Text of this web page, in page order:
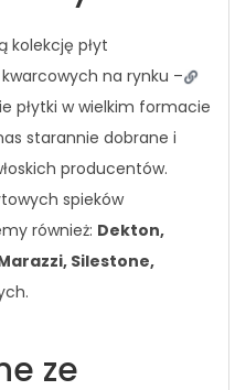
kolekcję płyt
na rynku –
płytki w wielkim formacie
starannie dobrane i
producentów.
spieków
również: Dekton,
Silestone,
ze